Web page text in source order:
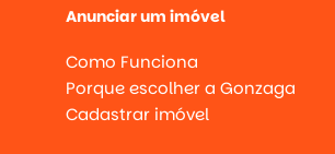
Anunciar um imóvel
Como Funciona
Porque escolher a Gonzaga
Cadastrar imóvel